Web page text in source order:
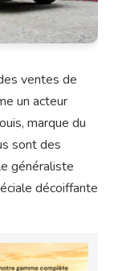
ventes de
un acteur
marque du
sont des
généraliste
décoiffante